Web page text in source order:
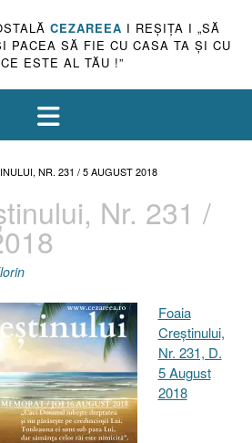
CEZAREEA I REŞIŢA I „SĂ
PACEA SĂ FIE CU CASA TA ŞI CU
ESTE AL TĂU !”
NR. 231 / 5 AUGUST 2018
Nr. 231 /
Foaia
Creştinului,
Nr. 231, D.
5 August
2018